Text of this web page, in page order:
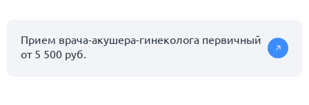
Прием врача-акушера-гинеколога первичный
от 5 500 руб.